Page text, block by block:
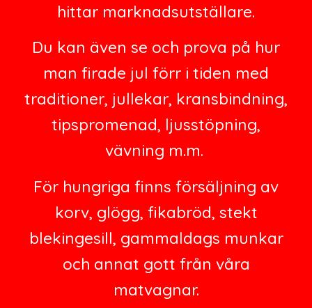
hittar marknadsutställare.
Du kan även se och prova på hur
man firade jul förr i tiden med
traditioner, jullekar, kransbindning,
tipspromenad, ljusstöpning,
vävning m.m.
För hungriga finns försäljning av
korv, glögg, fikabröd, stekt
blekingesill, gammaldags munkar
och annat gott från våra
matvagnar.